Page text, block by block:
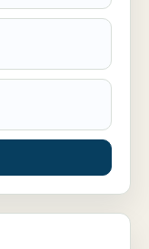
restaurant,